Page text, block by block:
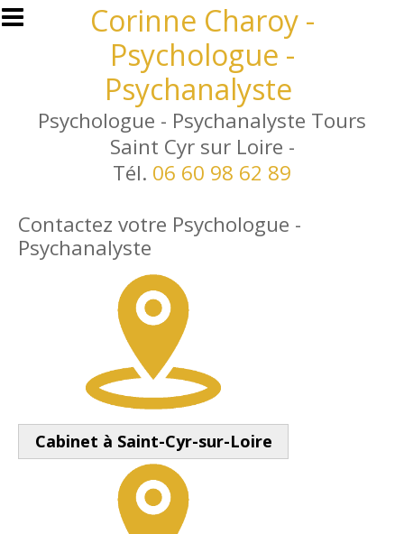
Aller au contenu principalCorinne Charoy -
Psychologue -
Psychanalyste
Psychologue - Psychanalyste Tours
Saint Cyr sur Loire -
Tél. 06 60 98 62 89
Contactez votre Psychologue -
Psychanalyste
Cabinet à Saint-Cyr-sur-Loire